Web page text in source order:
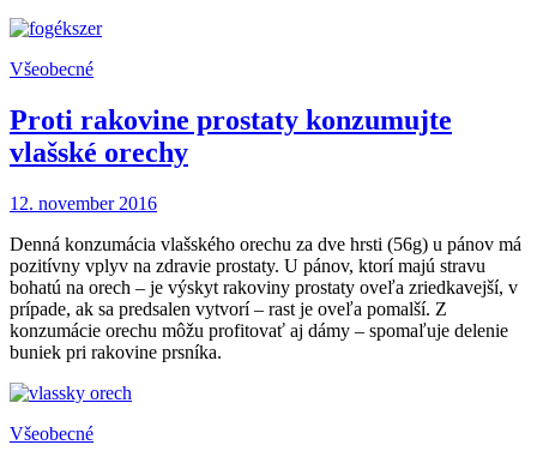
Všeobecné
Proti rakovine prostaty konzumujte
vlašské orechy
12. november 2016
Denná konzumácia vlašského orechu za dve hrsti (56g) u pánov má
pozitívny vplyv na zdravie prostaty. U pánov, ktorí majú stravu
bohatú na orech – je výskyt rakoviny prostaty oveľa zriedkavejší, v
prípade, ak sa predsalen vytvorí – rast je oveľa pomalší. Z
konzumácie orechu môžu profitovať aj dámy – spomaľuje delenie
buniek pri rakovine prsníka.
Všeobecné